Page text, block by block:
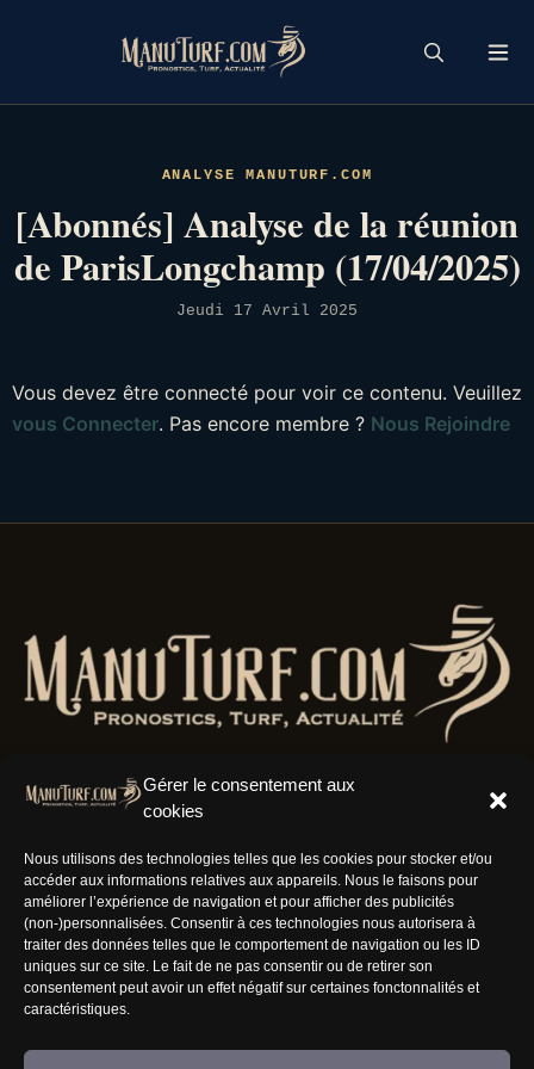
Gérer le consentement aux
cookies
Nous utilisons des technologies telles que les cookies pour stocker et/ou
accéder aux informations relatives aux appareils. Nous le faisons pour
améliorer l’expérience de navigation et pour afficher des publicités
(non-)personnalisées. Consentir à ces technologies nous autorisera à
traiter des données telles que le comportement de navigation ou les ID
uniques sur ce site. Le fait de ne pas consentir ou de retirer son
consentement peut avoir un effet négatif sur certaines fonctonnalités et
caractéristiques.
ANALYSE MANUTURF.COM
[Abonnés] Analyse de la réunion
de ParisLongchamp (17/04/2025)
Jeudi 17 Avril 2025
Vous devez être connecté pour voir ce contenu. Veuillez
vous Connecter. Pas encore membre ? Nous Rejoindre
Informations
Nous rejoindre